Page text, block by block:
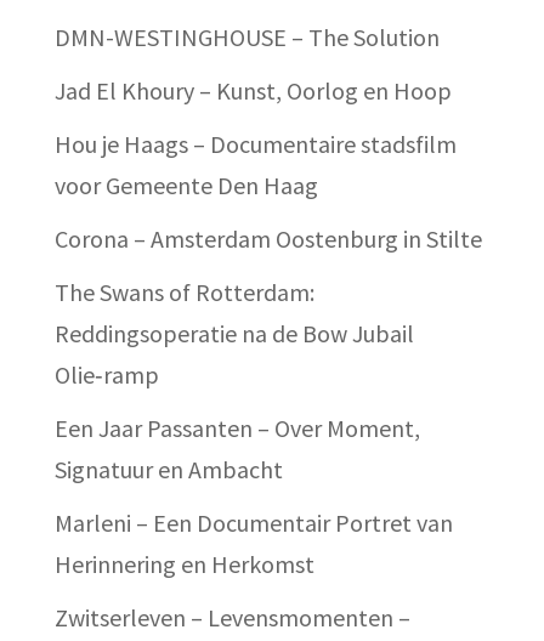
DMN-WESTINGHOUSE – The Solution
Jad El Khoury – Kunst, Oorlog en Hoop
Hou je Haags – Documentaire stadsfilm
voor Gemeente Den Haag
Corona – Amsterdam Oostenburg in Stilte
The Swans of Rotterdam:
Reddingsoperatie na de Bow Jubail
Olie‑ramp
Een Jaar Passanten – Over Moment,
Signatuur en Ambacht
Marleni – Een Documentair Portret van
Herinnering en Herkomst
Zwitserleven – Levensmomenten –